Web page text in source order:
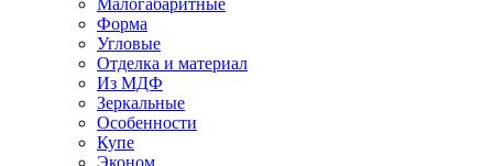
Малогабаритные
Форма
Угловые
Отделка и материал
Из МДФ
Зеркальные
Особенности
Купе
Эконом